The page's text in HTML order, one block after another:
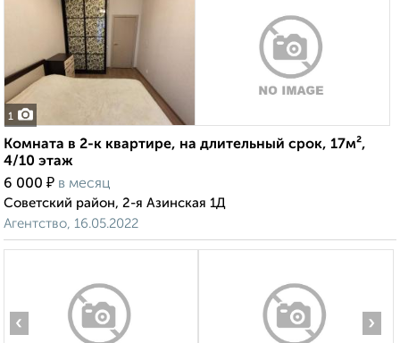
1
Комната в 2-к квартире, на длительный срок, 17м²,
4/10 этаж
6 000 ₽ в месяц
Советский район, 2-я Азинская 1Д
Агентство, 16.05.2022
‹ ›